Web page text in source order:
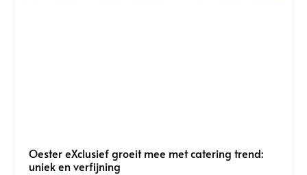
Oester eXclusief groeit mee met catering trend:
uniek en verfijning